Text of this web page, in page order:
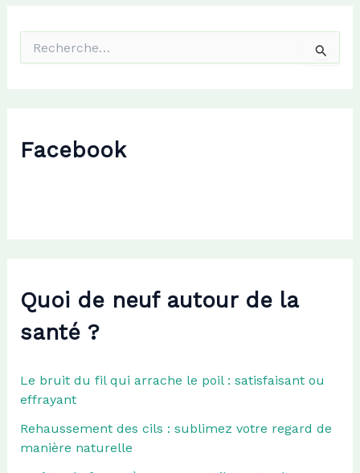
h
Facebook
Quoi de neuf autour de la
santé ?
Le bruit du fil qui arrache le poil : satisfaisant ou
effrayant
Rehaussement des cils : sublimez votre regard de
manière naturelle